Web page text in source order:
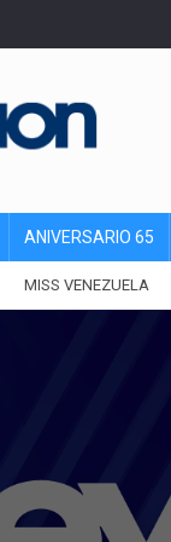
ANIVERSARIO 65
MISS VENEZUELA